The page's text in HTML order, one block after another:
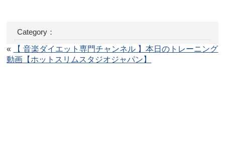
Category：
«
【 音楽ダイエット専門チャンネル 】本日のトレーニング
動画【ホットスリムスタジオジャパン】